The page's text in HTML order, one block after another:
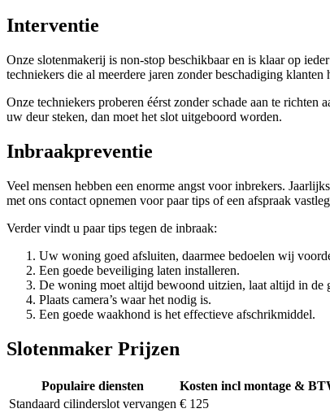
Interventie
Onze slotenmakerij is non-stop beschikbaar en is klaar op
techniekers die al meerdere jaren zonder beschadiging
Onze techniekers proberen éérst zonder schade aan te
uw deur steken, dan moet het slot uitgeboord worden.
Inbraakpreventie
Veel mensen hebben een enorme angst voor inbrekers.
met ons contact opnemen voor paar tips of een afspraak
Verder vindt u paar tips tegen de inbraak:
Uw woning goed afsluiten, daarmee bedoelen wij
Een goede beveiliging laten installeren.
De woning moet altijd bewoond uitzien, laat altijd in de
Plaats camera’s waar het nodig is.
Een goede waakhond is het effectieve afschrikmiddel.
Slotenmaker Prijzen
Populaire diensten
Kosten incl montage &
Standaard cilinderslot vervangen € 125